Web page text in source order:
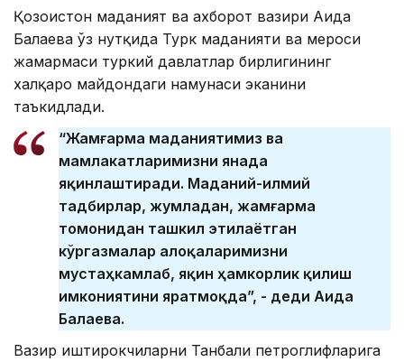
Қозоғистон маданият ва ахборот вазири Аида
Балаева ўз нутқида Турк маданияти ва мероси
жамғармаси туркий давлатлар бирлигининг
халқаро майдондаги намунаси эканини
таъкидлади.
“Жамғарма маданиятимиз ва
мамлакатларимизни янада
яқинлаштиради. Маданий-илмий
тадбирлар, жумладан, жамғарма
томонидан ташкил этилаётган
кўргазмалар алоқаларимизни
мустаҳкамлаб, яқин ҳамкорлик қилиш
имкониятини яратмоқда”, - деди Аида
Балаева.
Вазир иштирокчиларни Танбали петроглифларига